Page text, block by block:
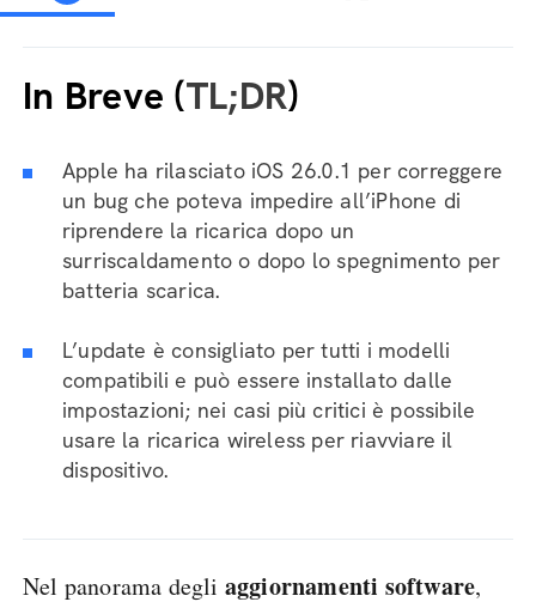
In Breve (TL;DR)
Apple ha rilasciato iOS 26.0.1 per correggere
un bug che poteva impedire all’iPhone di
riprendere la ricarica dopo un
surriscaldamento o dopo lo spegnimento per
batteria scarica.
L’update è consigliato per tutti i modelli
compatibili e può essere installato dalle
impostazioni; nei casi più critici è possibile
usare la ricarica wireless per riavviare il
dispositivo.
Nel panorama degli aggiornamenti software,